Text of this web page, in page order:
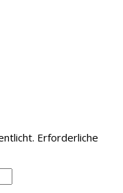
Erforderliche